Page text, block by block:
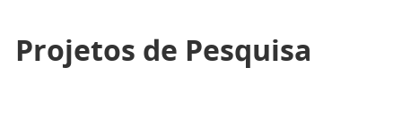
Projetos de Pesquisa